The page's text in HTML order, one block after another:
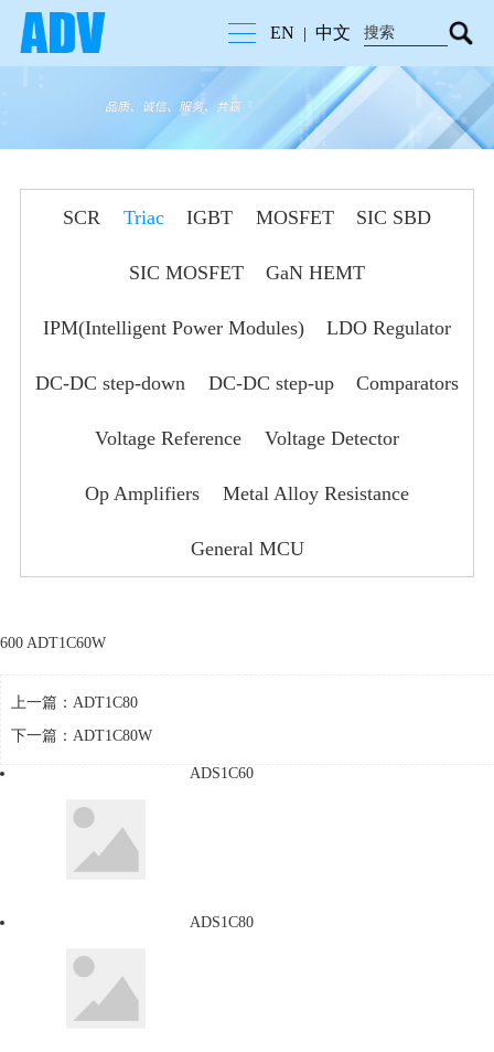
EN 中文
SCR Triac IGBT MOSFET SIC SBD
SIC MOSFET GaN HEMT
IPM(Intelligent Power Modules) LDO Regulator
DC-DC step-down DC-DC step-up Comparators
Voltage Reference Voltage Detector
Op Amplifiers Metal Alloy Resistance
General MCU
600 ADT1C60W
上一篇： ADT1C80
下一篇： ADT1C80W
ADS1C60
ADS1C80